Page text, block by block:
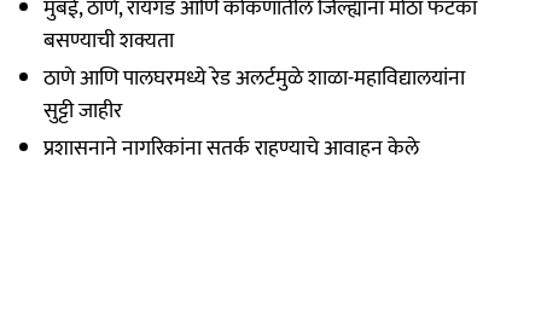
मुंबई, ठाणे, रायगड आणि कोकणातील जिल्ह्यांना मोठा फटका
बसण्याची शक्यता
ठाणे आणि पालघरमध्ये रेड अलर्टमुळे शाळा-महाविद्यालयांना
सुट्टी जाहीर
प्रशासनाने नागरिकांना सतर्क राहण्याचे आवाहन केले